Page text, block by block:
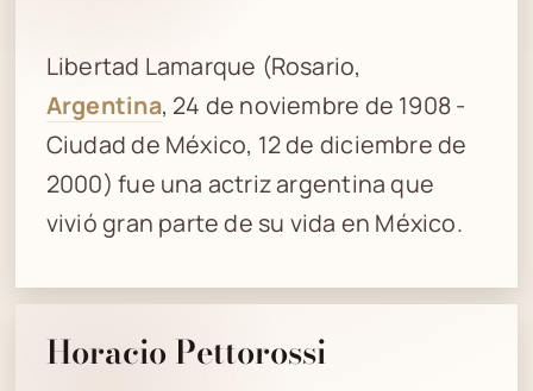
Libertad Lamarque (Rosario,
Argentina, 24 de noviembre de 1908 -
Ciudad de México, 12 de diciembre de
2000) fue una actriz argentina que
vivió gran parte de su vida en México.
Horacio Pettorossi